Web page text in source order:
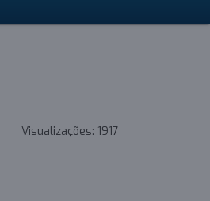
Visualizações: 1917